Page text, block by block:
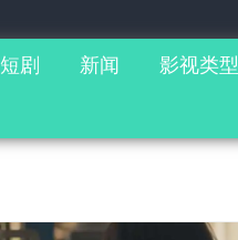
短剧 新闻 影视类型